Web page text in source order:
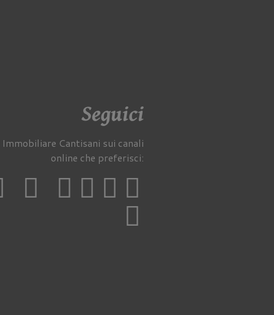
Seguici
Immobiliare Cantisani sui canali
online che preferisci: